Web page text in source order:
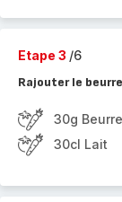
Etape 3 /6
Rajouter le
30g Beurre
30cl Lait